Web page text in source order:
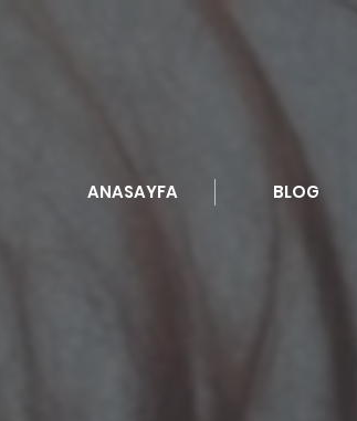
ANASAYFA BLOG